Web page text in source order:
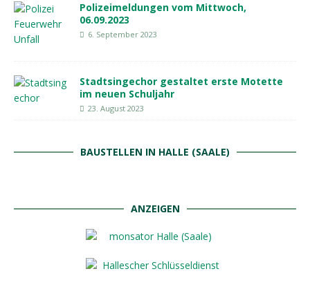
Polizeimeldungen vom Mittwoch,
06.09.2023
6. September 2023
Stadtsingechor gestaltet erste Motette
im neuen Schuljahr
23. August 2023
BAUSTELLEN IN HALLE (SAALE)
ANZEIGEN